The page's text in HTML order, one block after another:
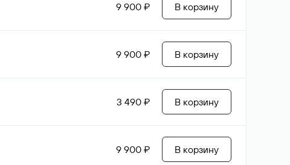
9 900 ₽ В корзину
9 900 ₽ В корзину
3 490 ₽ В корзину
9 900 ₽ В корзину